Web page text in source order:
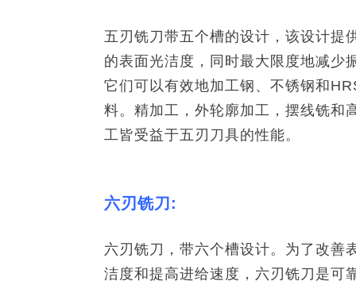
五刃铣刀带五个槽的设计，该设计提
的表面光洁度，同时最大限度地减少
它们可以有效地加工钢、不锈钢和
料。精加工，外轮廓加工，摆线铣和
工皆受益于五刃刀具的性能。
六刃铣刀:
六刃铣刀，带六个槽设计。为了改善
洁度和提高进给速度，六刃铣刀是可